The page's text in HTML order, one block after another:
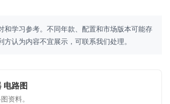
学习参考。不同年款、配置和市场版本可能存
认为内容不宜展示，可联系我们处理。
电路图
资料。